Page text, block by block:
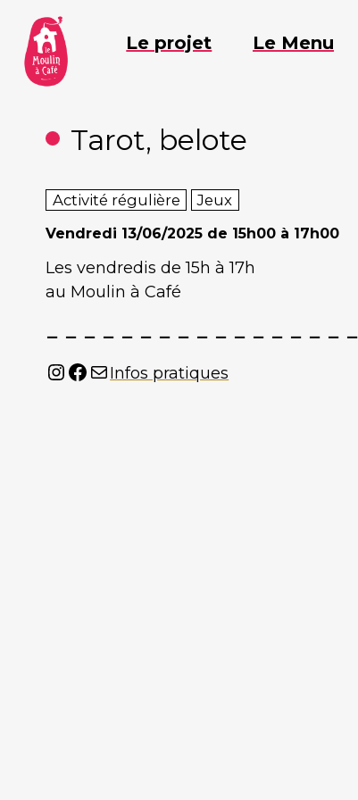
contenu
Le projet Le Menu
Tarot, belote
Activité régulière Jeux
Vendredi 13/06/2025 de 15h00 à 17h00
Les vendredis de 15h à 17h
au Moulin à Café
Instagram
Facebook
MailInfos pratiques